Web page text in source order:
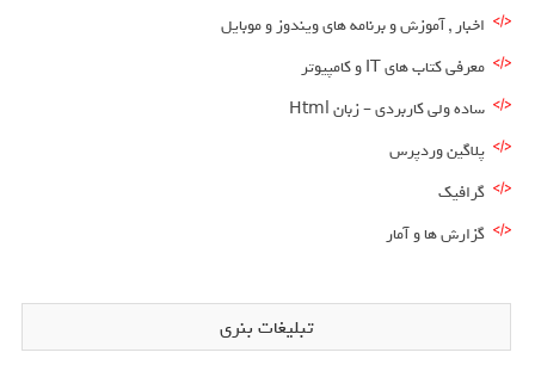
اخبار , آموزش و برنامه های ویندوز و موبایل
معرفی کتاب های IT و کامپیوتر
ساده ولی کاربردی – زبان Html
پلاگین وردپرس
گرافیک
گزارش ها و آمار
تبلیغات بنری